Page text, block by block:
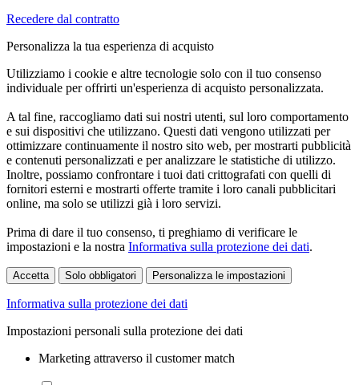
Recedere dal contratto
Personalizza la tua esperienza di acquisto
Utilizziamo i cookie e altre tecnologie solo con il tuo consenso
individuale per offrirti un'esperienza di acquisto personalizzata.
A tal fine, raccogliamo dati sui nostri utenti, sul loro comportamento
e sui dispositivi che utilizzano. Questi dati vengono utilizzati per
ottimizzare continuamente il nostro sito web, per mostrarti pubblicità
e contenuti personalizzati e per analizzare le statistiche di utilizzo.
Inoltre, possiamo confrontare i tuoi dati crittografati con quelli di
fornitori esterni e mostrarti offerte tramite i loro canali pubblicitari
online, ma solo se utilizzi già i loro servizi.
Prima di dare il tuo consenso, ti preghiamo di verificare le
impostazioni e la nostra Informativa sulla protezione dei dati.
Accetta Solo obbligatori Personalizza le impostazioni
Informativa sulla protezione dei dati
Impostazioni personali sulla protezione dei dati
Marketing attraverso il customer match